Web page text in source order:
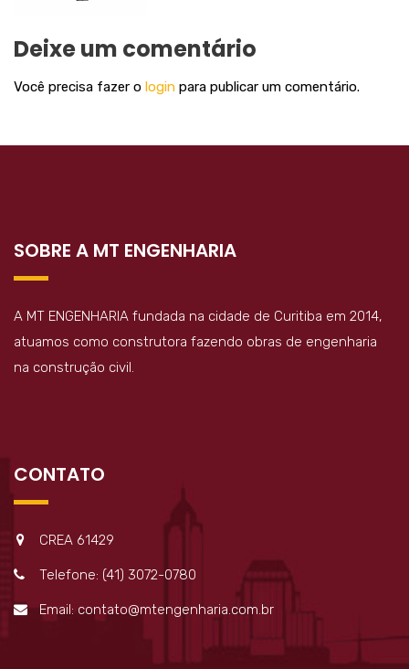
Deixe um comentário
Você precisa fazer o login para publicar um comentário.
SOBRE A MT ENGENHARIA
A MT ENGENHARIA fundada na cidade de Curitiba em 2014,
atuamos como construtora fazendo obras de engenharia
na construção civil.
CONTATO
CREA 61429
Telefone: (41) 3072-0780
Email: contato@mtengenharia.com.br